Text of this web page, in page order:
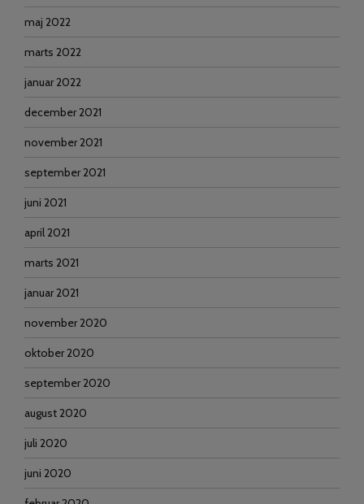
maj 2022
marts 2022
januar 2022
december 2021
november 2021
september 2021
juni 2021
april 2021
marts 2021
januar 2021
november 2020
oktober 2020
september 2020
august 2020
juli 2020
juni 2020